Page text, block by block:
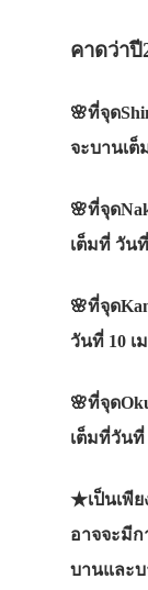
คาดว่า
🌸ที่จุด
จะบานเต็
🌸ที่จุด
เต็มที่ วันที่
🌸ที่จุด
วันที่ 10 เ
🌸ที่จุด
เต็มที่วันที่
★เป็นเพี
อาจจะมีก
บานและ